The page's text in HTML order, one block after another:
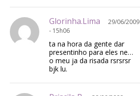
Glorinha.Lima
29/06/2009
- 15h06
ta na hora da gente dar
presentinho para eles ne…
o meu ja da risada rsrsrsr
bjk lu.